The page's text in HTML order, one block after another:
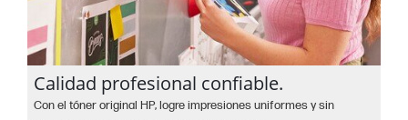
Calidad profesional confiable.
Con el tóner original HP, logre impresiones uniformes y sin